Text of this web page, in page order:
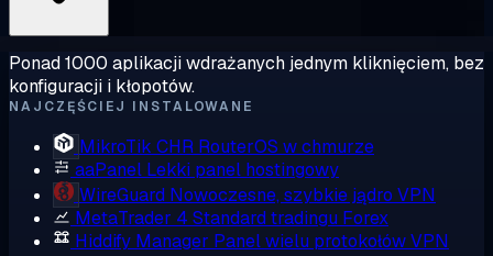
Ponad 1000 aplikacji wdrażanych jednym kliknięciem, bez
konfiguracji i kłopotów.
NAJCZĘŚCIEJ INSTALOWANE
MikroTik CHR RouterOS w chmurze
aaPanel Lekki panel hostingowy
WireGuard Nowoczesne, szybkie jądro VPN
MetaTrader 4 Standard tradingu Forex
Hiddify Manager Panel wielu protokołów VPN